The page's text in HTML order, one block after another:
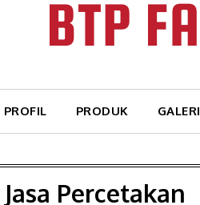
PROFIL PRODUK GALERI
Jasa Percetakan